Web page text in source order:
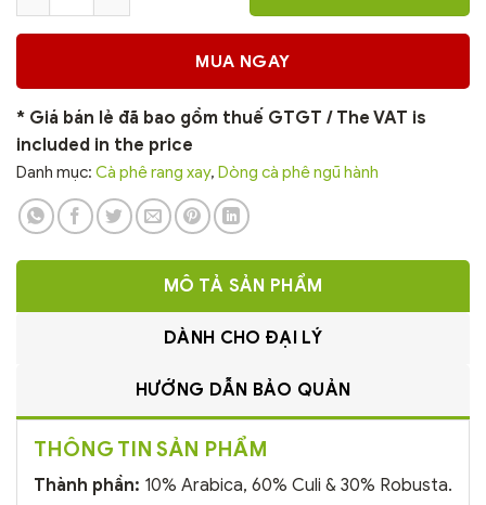
MUA NGAY
* Giá bán lẻ đã bao gồm thuế GTGT / The VAT is
included in the price
Danh mục: Cà phê rang xay, Dòng cà phê ngũ hành
MÔ TẢ SẢN PHẨM
DÀNH CHO ĐẠI LÝ
HƯỚNG DẪN BẢO QUẢN
THÔNG TIN SẢN PHẨM
Thành phần: 10% Arabica, 60% Culi & 30% Robusta.